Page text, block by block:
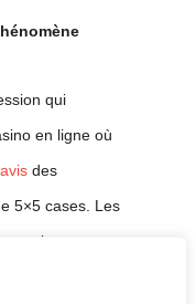
to Rio
qui
en ligne où
des
5×5 cases. Les
pions sur
et tenter sa